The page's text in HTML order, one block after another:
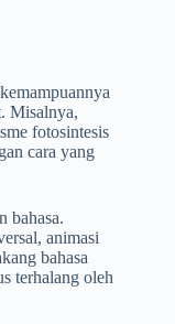
Misalnya,
fotosintesis
cara yang
bahasa.
animasi
bahasa
terhalang oleh